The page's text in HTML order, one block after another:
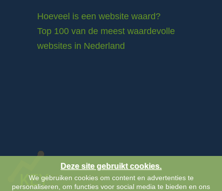
Hoeveel is een website waard?
Top 100 van de meest waardevolle
websites in Nederland
Deze site gebruikt cookies.
We gebruiken cookies om content en advertenties te
personaliseren, om functies voor social media te bieden en ons